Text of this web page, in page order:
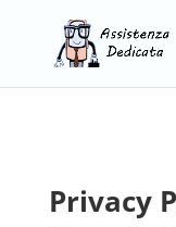
Privacy